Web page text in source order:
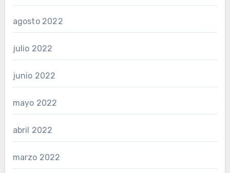
agosto 2022
julio 2022
junio 2022
mayo 2022
abril 2022
marzo 2022